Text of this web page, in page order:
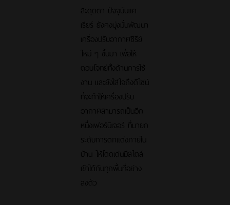
สะดุดตา ปัจจุบันแค
เรียร์ ยังคงมุ่งมั่นพัฒนา
เครื่องปรับอากาศซีรีย์
ใหม่ ๆ ขึ้นมา เพื่อให้
ตอบโจทย์ทั้งด้านการใช้
งาน และยังใส่ใจถึงดีไซน์
ที่จะทำให้เครื่องปรับ
อากาศสามารถเป็นอีก
หนึ่งเฟอร์นิเจอร์ ที่มายก
ระดับการตกแต่งภายใน
บ้าน ให้โดดเด่นมีสไตล์
เข้าได้กับทุกพื้นที่อย่าง
ลงตัว